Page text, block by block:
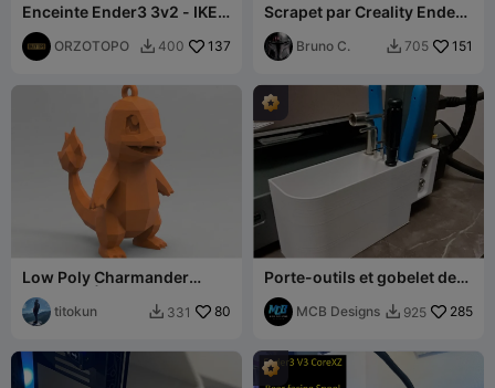
Enceinte Ender3 3v2 - IKEA
Lack - Imprimante ouverte
ORZOTOPO  400 137
Scrapet par Creality Ender
3-V3
Bruno C.  705 151
Low Poly Charmander
Keychain | #02
titokun  331 80
Porte-outils et gobelet de
rangement pour Ender 3 V3
MCB Designs  925 285